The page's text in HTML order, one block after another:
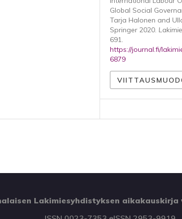
Global Social
Tarja Halonen and
Springer 2020.
691.
https://journal.fi/
6879
Lakimiesyhdistyksen aikakauskirja